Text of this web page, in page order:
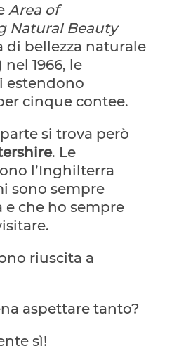
Area of
Natural Beauty
di bellezza naturale
1966, le
estendono
cinque contee.
si trova però
. Le
l’Inghilterra
sono sempre
che ho sempre
riuscita a
aspettare tanto?
sì!